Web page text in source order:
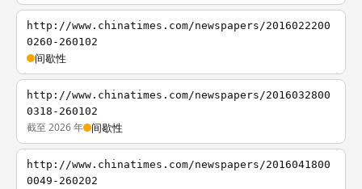
http://www.chinatimes.com/newspapers/2016022200
0260-260102
间歇性
http://www.chinatimes.com/newspapers/2016032800
0318-260102
截至 2026 年 间歇性
http://www.chinatimes.com/newspapers/2016041800
0049-260202